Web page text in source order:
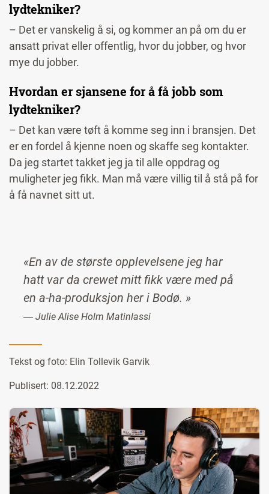
Tekst og foto: Elin Tollevik Garvik
Publisert: 08.12.2022
«En av de største opplevelsene jeg har
hatt var da crewet mitt fikk være med på
en a-ha-produksjon her i Bodø. »
― Julie Alise Holm Matinlassi
lydtekniker?
– Det er vanskelig å si, og kommer an på om du er
ansatt privat eller offentlig, hvor du jobber, og hvor
mye du jobber.
Hvordan er sjansene for å få jobb som
lydtekniker?
– Det kan være tøft å komme seg inn i bransjen. Det
er en fordel å kjenne noen og skaffe seg kontakter.
Da jeg startet takket jeg ja til alle oppdrag og
muligheter jeg fikk. Man må være villig til å stå på for
å få navnet sitt ut.